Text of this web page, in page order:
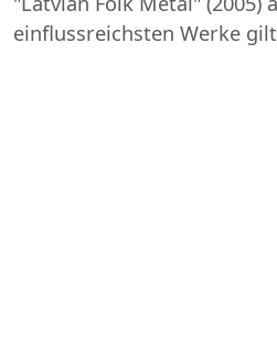
einflussreichsten Werke